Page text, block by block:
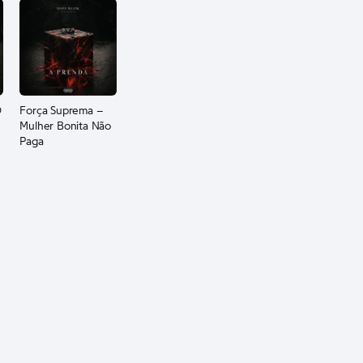
Força Suprema –
Mulher Bonita Não
Paga